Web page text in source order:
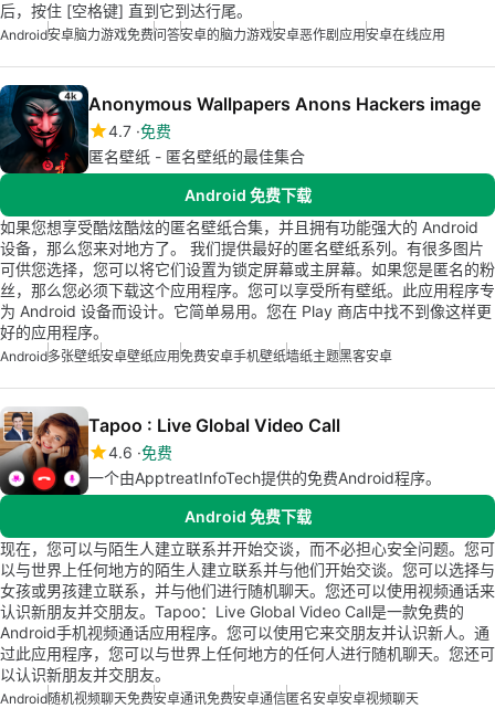
后，按住 [空格键] 直到它到达行尾。
Android安卓脑力游戏免费问答安卓的脑力游戏安卓恶作剧应用安卓在线应用
Anonymous Wallpapers Anons Hackers image
4.7 免费
匿名壁纸 - 匿名壁纸的最佳集合
Android 免费下载
如果您想享受酷炫酷炫的匿名壁纸合集，并且拥有功能强大的 Android
设备，那么您来对地方了。 我们提供最好的匿名壁纸系列。有很多图片
可供您选择，您可以将它们设置为锁定屏幕或主屏幕。如果您是匿名的粉
丝，那么您必须下载这个应用程序。您可以享受所有壁纸。此应用程序专
为 Android 设备而设计。它简单易用。您在 Play 商店中找不到像这样更
好的应用程序。
Android多张壁纸安卓壁纸应用免费安卓手机壁纸墙纸主题黑客安卓
Tapoo : Live Global Video Call
4.6 免费
一个由ApptreatInfoTech提供的免费Android程序。
Android 免费下载
现在，您可以与陌生人建立联系并开始交谈，而不必担心安全问题。您可
以与世界上任何地方的陌生人建立联系并与他们开始交谈。您可以选择与
女孩或男孩建立联系，并与他们进行随机聊天。您还可以使用视频通话来
认识新朋友并交朋友。Tapoo：Live Global Video Call是一款免费的
Android手机视频通话应用程序。您可以使用它来交朋友并认识新人。通
过此应用程序，您可以与世界上任何地方的任何人进行随机聊天。您还可
以认识新朋友并交朋友。
Android随机视频聊天免费安卓通讯免费安卓通信匿名安卓安卓视频聊天